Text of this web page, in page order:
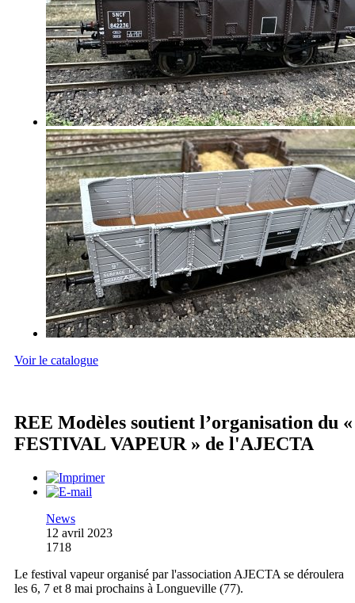
Voir le catalogue
REE Modèles soutient l’organisation du «
FESTIVAL VAPEUR » de l'AJECTA
News
12 avril 2023
1718
Le festival vapeur organisé par l'association AJECTA se déroulera
les 6, 7 et 8 mai prochains à Longueville (77).